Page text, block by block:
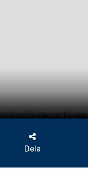
|©OpenStreetMapcontributors
Dela